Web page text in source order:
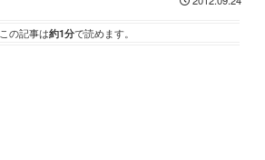
この記事は約1分で読めます。